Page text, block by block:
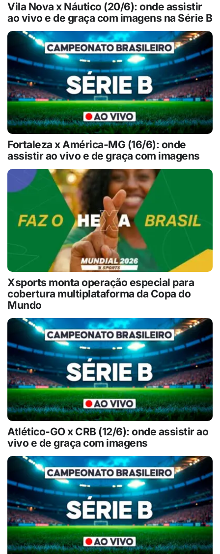
Vila Nova x Náutico (20/6): onde assistir
ao vivo e de graça com imagens na Série B
Fortaleza x América-MG (16/6): onde
assistir ao vivo e de graça com imagens
Xsports monta operação especial para
cobertura multiplataforma da Copa do
Mundo
Atlético-GO x CRB (12/6): onde assistir ao
vivo e de graça com imagens